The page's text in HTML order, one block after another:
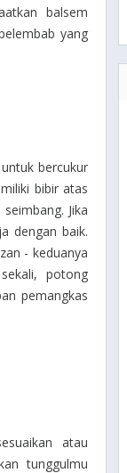
balsem
yang
bercukur
bibir atas
Jika
dengan baik.
- keduanya
potong
pemangkas
atau
tunggulmu